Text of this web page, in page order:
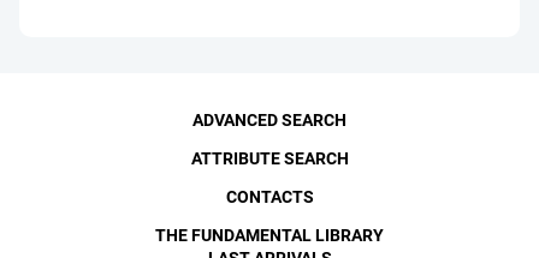
ADVANCED SEARCH
ATTRIBUTE SEARCH
CONTACTS
THE FUNDAMENTAL LIBRARY